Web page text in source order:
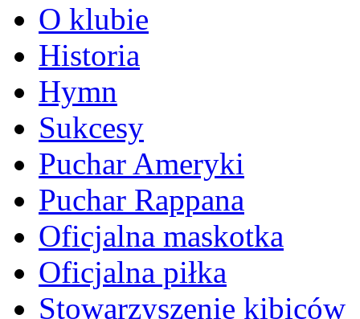
O klubie
Historia
Hymn
Sukcesy
Puchar Ameryki
Puchar Rappana
Oficjalna maskotka
Oficjalna piłka
Stowarzyszenie kibiców